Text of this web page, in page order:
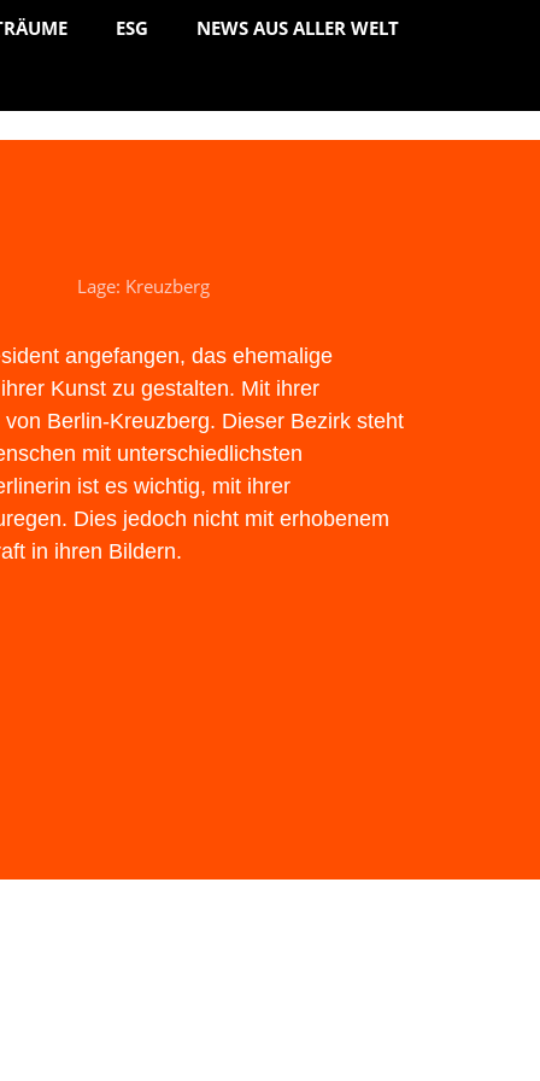
ESG NEWS AUS ALLER WELT
Lage: Kreuzberg
angefangen, das ehemalige
Kunst zu gestalten. Mit ihrer
Berlin-Kreuzberg. Dieser Bezirk steht
mit unterschiedlichsten
ist es wichtig, mit ihrer
Dies jedoch nicht mit erhobenem
in ihren Bildern.